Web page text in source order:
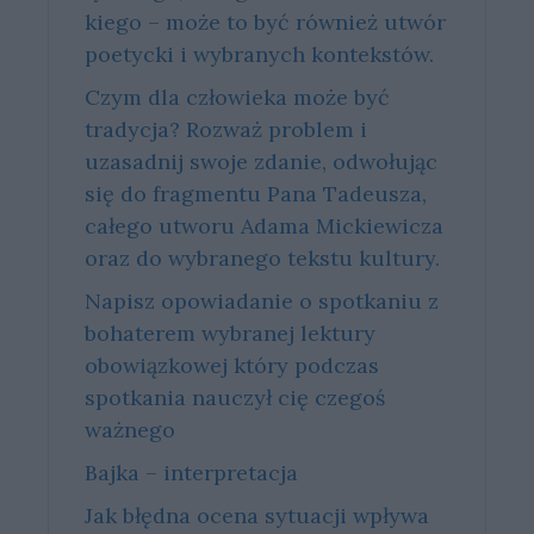
kie­go – może to być rów­nież utwór
po­etyc­ki i wy­bra­nych kon­tek­stów.
Czym dla człowieka może być
tradycja? Rozważ problem i
uzasadnij swoje zdanie, odwołując
się do fragmentu Pana Tadeusza,
całego utworu Adama Mickiewicza
oraz do wybranego tekstu kultury.
Napisz opowiadanie o spotkaniu z
bohaterem wybranej lektury
obowiązkowej który podczas
spotkania nauczył cię czegoś
ważnego
Bajka – interpretacja
Jak błędna ocena sytuacji wpływa